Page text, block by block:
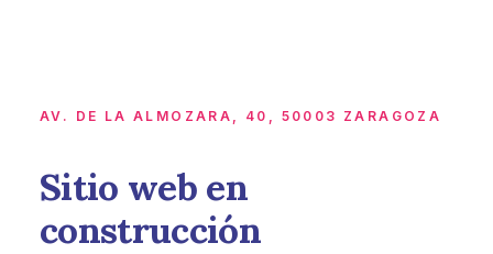
AV. DE LA ALMOZARA, 40, 50003 ZARAGOZA
Sitio web en
construcción